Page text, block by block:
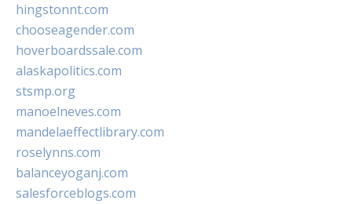
hingstonnt.com
chooseagender.com
hoverboardssale.com
alaskapolitics.com
stsmp.org
manoelneves.com
mandelaeffectlibrary.com
roselynns.com
balanceyoganj.com
salesforceblogs.com